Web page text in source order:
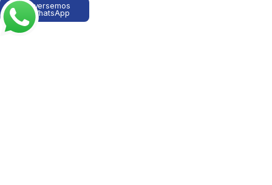
Conversemos
en WhatsApp